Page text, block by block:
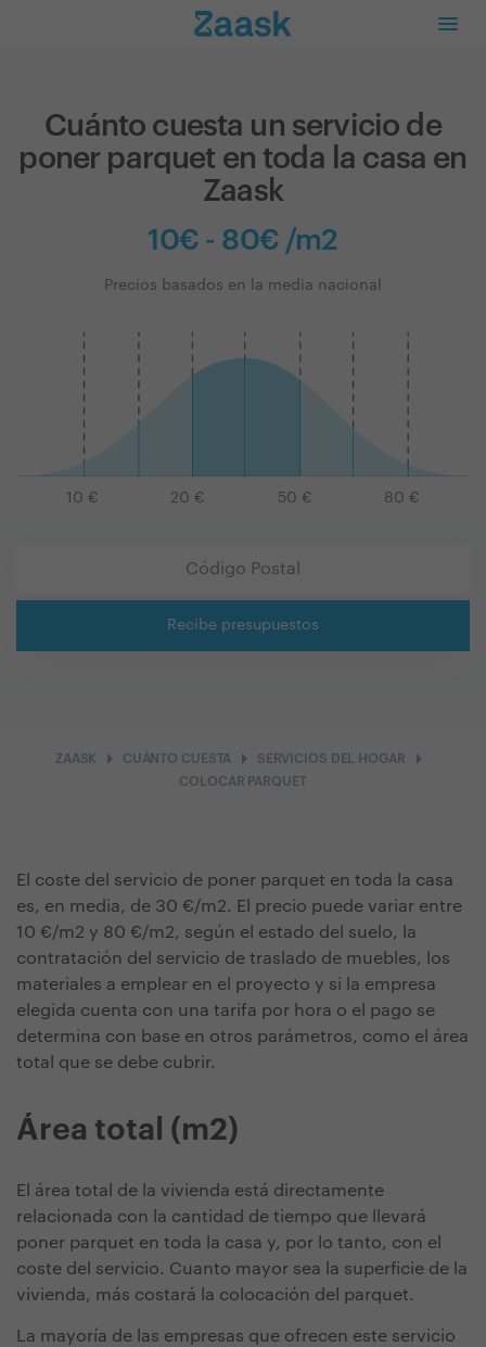
Cuánto cuesta un servicio de
poner parquet en toda la casa en
Zaask
10€ - 80€ /m2
Precios basados en la media nacional
10 € 20 € 50 € 80 €
Recibe presupuestos
ZAASK arrow_right CUÁNTO CUESTA arrow_right SERVICIOS DEL HOGAR arrow_right
COLOCAR PARQUET
El coste del servicio de poner parquet en toda la casa
es, en media, de 30 €/m2. El precio puede variar entre
10 €/m2 y 80 €/m2, según el estado del suelo, la
contratación del servicio de traslado de muebles, los
materiales a emplear en el proyecto y si la empresa
elegida cuenta con una tarifa por hora o el pago se
determina con base en otros parámetros, como el área
total que se debe cubrir.
Área total (m2)
El área total de la vivienda está directamente
relacionada con la cantidad de tiempo que llevará
poner parquet en toda la casa y, por lo tanto, con el
coste del servicio. Cuanto mayor sea la superficie de la
vivienda, más costará la colocación del parquet.
La mayoría de las empresas que ofrecen este servicio